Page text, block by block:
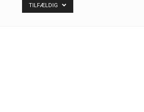
TILFÆLDIG